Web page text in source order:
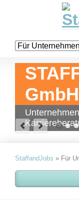
Navigation
überspringen
GmbH
StaffandJobs » Für